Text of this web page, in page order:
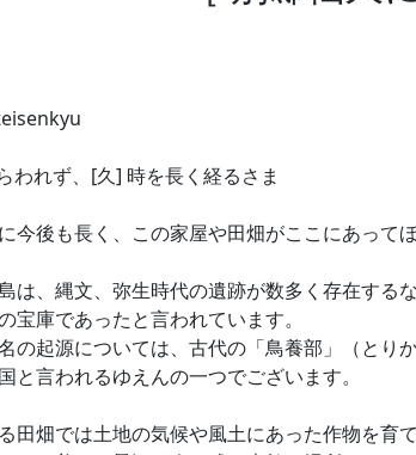
われず、[久] 時を長く経るさま
今後も長く、この家屋や田畑がここにあって
は、縄文、弥生時代の遺跡が数多く存在する
宝庫であったと言われています。
の起源については、古代の「鳥養部」（とり
と言われるゆえんの一つでございます。
田畑では土地の気候や風土にあった作物を